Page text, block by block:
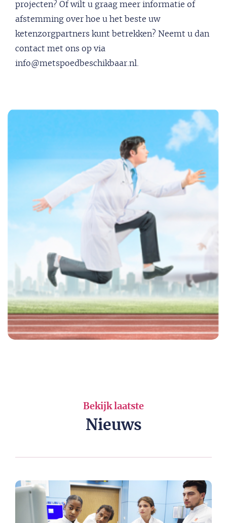
projecten? Of wilt u graag meer informatie of
afstemming over hoe u het beste uw
ketenzorgpartners kunt betrekken? Neemt u dan
contact met ons op via
info@metspoedbeschikbaar.nl.
Bekijk laatste
Nieuws